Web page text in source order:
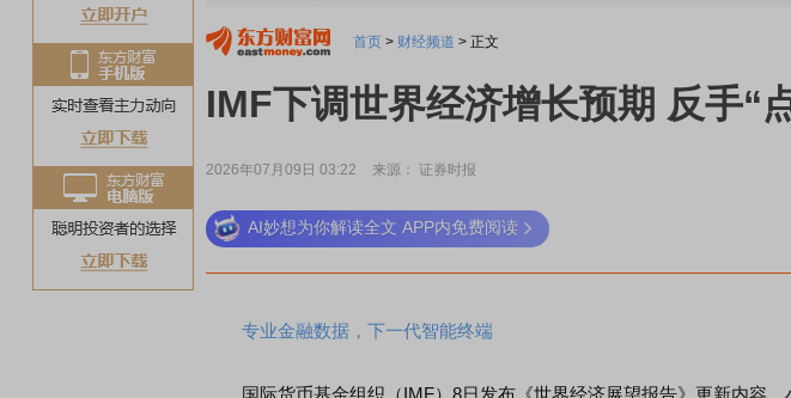
首页 > 财经频道 > 正文
IMF下调世界经济增长预期 反手“
2026年07月09日 03:22 来源： 证券时报
AI妙想为你解读全文 APP内免费阅读
专业金融数据，下一代智能终端
国际货币基金组织（IMF）8日发布《世界经济展望报告》更新内容，
稀土板块领涨 元件板块走强